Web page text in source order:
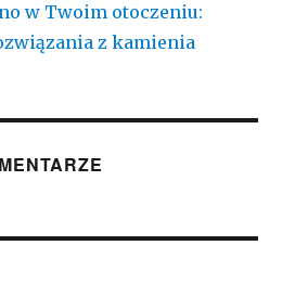
w Twoim otoczeniu:
z kamienia